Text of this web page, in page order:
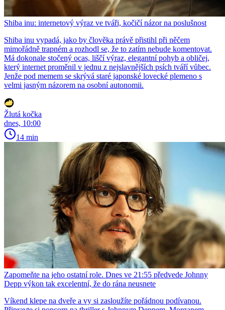
Shiba inu: internetový výraz ve tváři, kočičí názor na poslušnost
Shiba inu vypadá, jako by člověka právě přistihl při něčem
mimořádně trapném a rozhodl se, že to zatím nebude komentovat.
Má dokonale stočený ocas, liščí výraz, elegantní pohyb a obličej,
který internet proměnil v jednu z nejslavnějších psích tváří vůbec.
Jenže pod memem se skrývá staré japonské lovecké plemeno s
velmi jasným názorem na osobní autonomii.
Žlutá kočka
dnes, 10:00
14 min
Zapomeňte na jeho ostatní role. Dnes ve 21:55 předvede Johnny
Depp výkon tak excelentní, že do rána neusnete
Víkend klepe na dveře a vy si zasloužíte pořádnou podívanou.